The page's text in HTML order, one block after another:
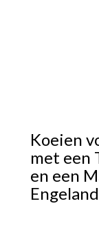
Koeien
met een
en een